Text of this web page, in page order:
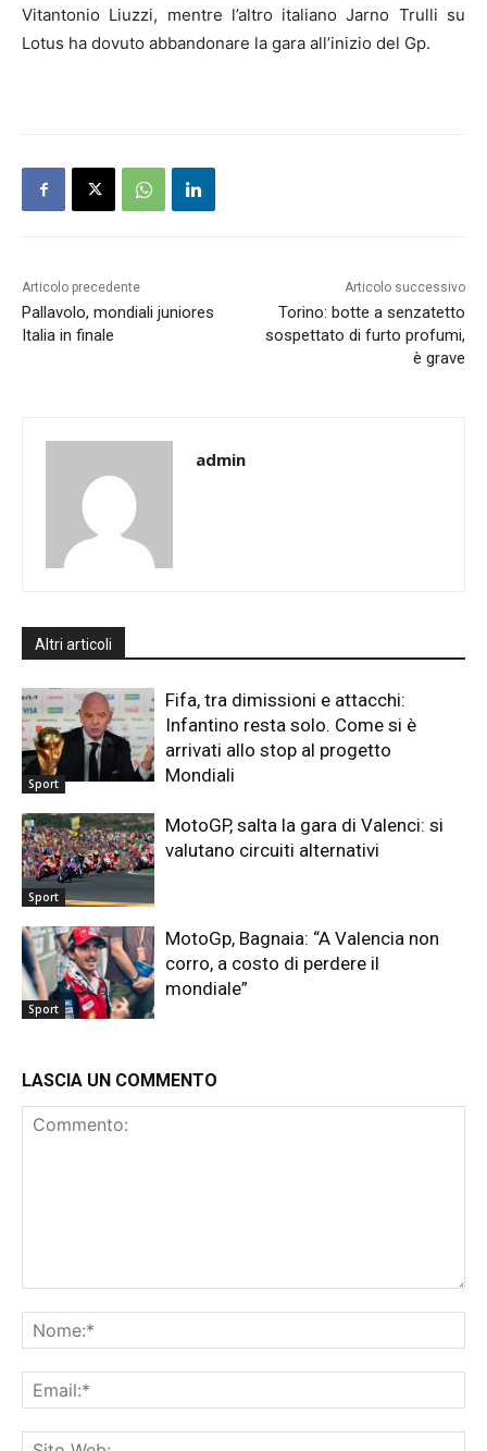
Vitantonio Liuzzi, mentre l’altro italiano Jarno Trulli su
Lotus ha dovuto abbandonare la gara all’inizio del Gp.
Articolo precedente
Pallavolo, mondiali juniores
Italia in finale
Articolo successivo
Torino: botte a senzatetto
sospettato di furto profumi,
è grave
admin
Altri articoli
Sport
Fifa, tra dimissioni e attacchi:
Infantino resta solo. Come si è
arrivati allo stop al progetto
Mondiali
Sport
MotoGP, salta la gara di Valenci: si
valutano circuiti alternativi
Sport
MotoGp, Bagnaia: “A Valencia non
corro, a costo di perdere il
mondiale”
LASCIA UN COMMENTO